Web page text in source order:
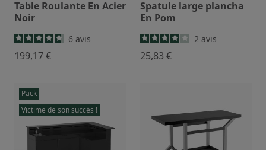
Table Roulante En Acier
Noir
6 avis
199,17 €
Spatule large plancha
En Pom
2 avis
25,83 €
Pack
Victime de son succès !